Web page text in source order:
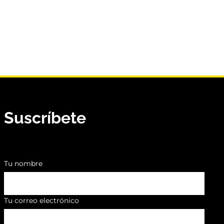
Suscríbete
Tu nombre
Tu correo electrónico